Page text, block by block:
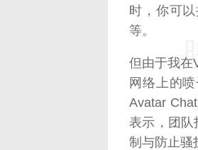
时，你可
等。
但由于我在
网络上的
Avatar
表示，团队
制与防止骚